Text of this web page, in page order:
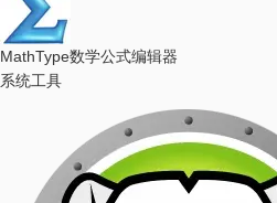
MathType数学公式编辑器
系统工具